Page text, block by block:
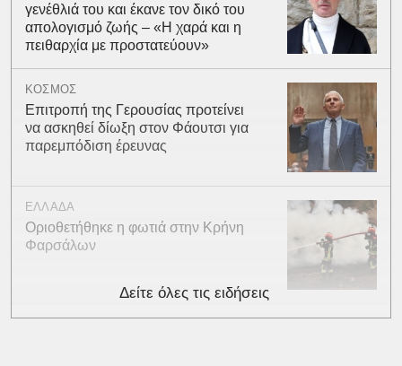
γενέθλιά του και έκανε τον δικό του
απολογισμό ζωής – «Η χαρά και η
πειθαρχία με προστατεύουν»
ΚΟΣΜΟΣ
Επιτροπή της Γερουσίας προτείνει
να ασκηθεί δίωξη στον Φάουτσι για
παρεμπόδιση έρευνας
ΕΛΛΑΔΑ
Οριοθετήθηκε η φωτιά στην Κρήνη
Φαρσάλων
Δείτε όλες τις ειδήσεις